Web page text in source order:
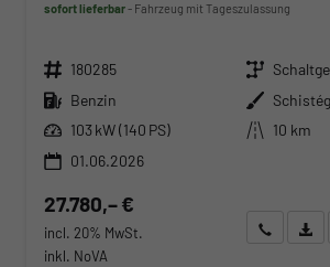
sofort lieferbar Fahrzeug mit Tageszulassung
Fahrzeugnr. 180285 Getriebe
Kraftstoff Benzin Außenfarbe
Leistung 103 kW (140 PS) Kilometerstand
10 km
01.06.2026
27.780,– €
incl. 20% MwSt.
inkl. NoVA
Wir rufen